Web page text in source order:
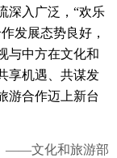
深入广泛，“欢乐
发展态势良好，
与中方在文化和
享机遇、共谋发
游合作迈上新台
——文化和旅游部